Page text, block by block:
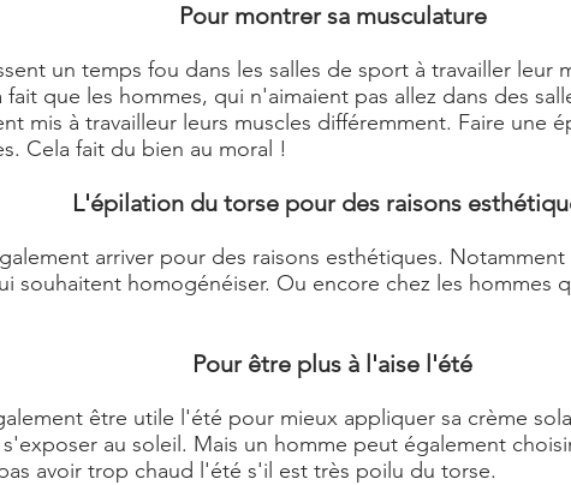
Pour montrer sa musculature
un temps fou dans les salles de sport à travailler leur
que les hommes, qui n'aimaient pas allez dans des
mis à travailleur leurs muscles différemment. Faire une
Cela fait du bien au moral !
L'épilation du torse pour des raisons
arriver pour des raisons esthétiques.
souhaitent homogénéiser. Ou encore chez les hommes
Pour être plus à l'aise l'été
être utile l'été pour mieux appliquer sa crème
au soleil. Mais un homme peut également
avoir trop chaud l'été s'il est très poilu du torse.